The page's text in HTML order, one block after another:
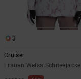
3
Cruiser
Frauen Weiss Schneejacke